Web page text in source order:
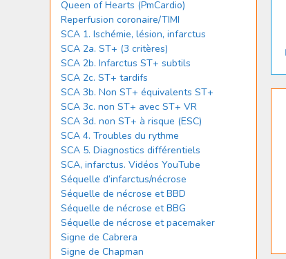
Queen of Hearts (PmCardio)
Reperfusion coronaire/TIMI
SCA 1. Ischémie, lésion, infarctus
SCA 2a. ST+ (3 critères)
SCA 2b. Infarctus ST+ subtils
SCA 2c. ST+ tardifs
SCA 3b. Non ST+ équivalents ST+
SCA 3c. non ST+ avec ST+ VR
SCA 3d. non ST+ à risque (ESC)
SCA 4. Troubles du rythme
SCA 5. Diagnostics différentiels
SCA, infarctus. Vidéos YouTube
Séquelle d’infarctus/nécrose
Séquelle de nécrose et BBD
Séquelle de nécrose et BBG
Séquelle de nécrose et pacemaker
Signe de Cabrera
Signe de Chapman